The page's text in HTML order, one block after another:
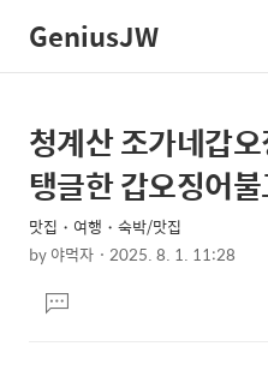
GeniusJW
상
세
컨
텐
본
문
제
목
청계산 조가네갑
탱글한 갑오징어
맛집・여행・숙박/맛집
by야먹자 2025. 8. 1. 11:28
문댓
글